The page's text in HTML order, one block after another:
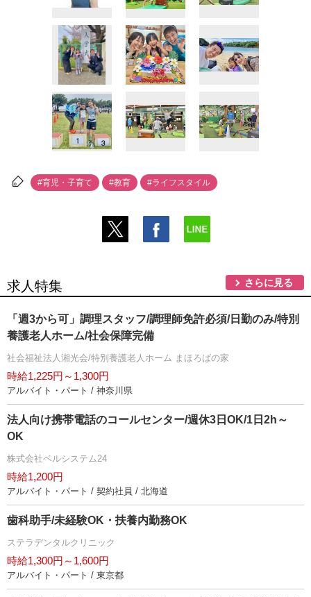
#育児・子育て #教育 #ライフスタイル
求人特集 さらに見る
「週3から可」調理スタッフ/調理師免許必須/日勤のみ/特別
養護老人ホーム/社会保障完備
社会福祉法人湘光会/特別養護老人ホーム まほろばの家
時給1,225円～1,300円
アルバイト・パート / 神奈川県
法人向け携帯電話のコールセンター/週休3日OK/1日2h～
OK
株式会社ベルシステム24
時給1,200円
アルバイト・パート / 契約社員 / 北海道
歯科助手/未経験OK・扶養内勤務OK
ステラデンタルクリニック
時給1,300円～1,600円
アルバイト・パート / 東京都